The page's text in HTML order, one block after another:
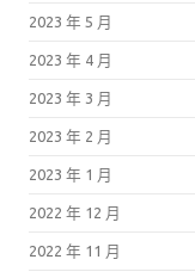
2023 年 5 月
2023 年 4 月
2023 年 3 月
2023 年 2 月
2023 年 1 月
2022 年 12 月
2022 年 11 月